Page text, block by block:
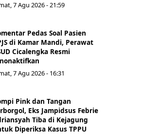
7 Agu 2026 - 21:59
Pedas Soal Pasien
di Kamar Mandi, Perawat
Cicalengka Resmi
7 Agu 2026 - 16:31
Pink dan Tangan
Eks Jampidsus Febrie
Tiba di Kejagung
Diperiksa Kasus TPPU